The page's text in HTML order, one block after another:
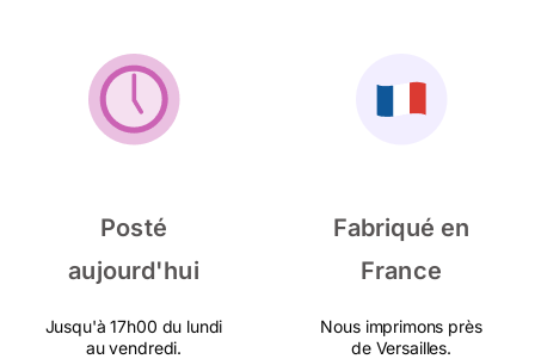
Posté
aujourd'hui
Jusqu'à 17h00 du lundi
au vendredi.
Fabriqué en
France
Nous imprimons près
de Versailles.